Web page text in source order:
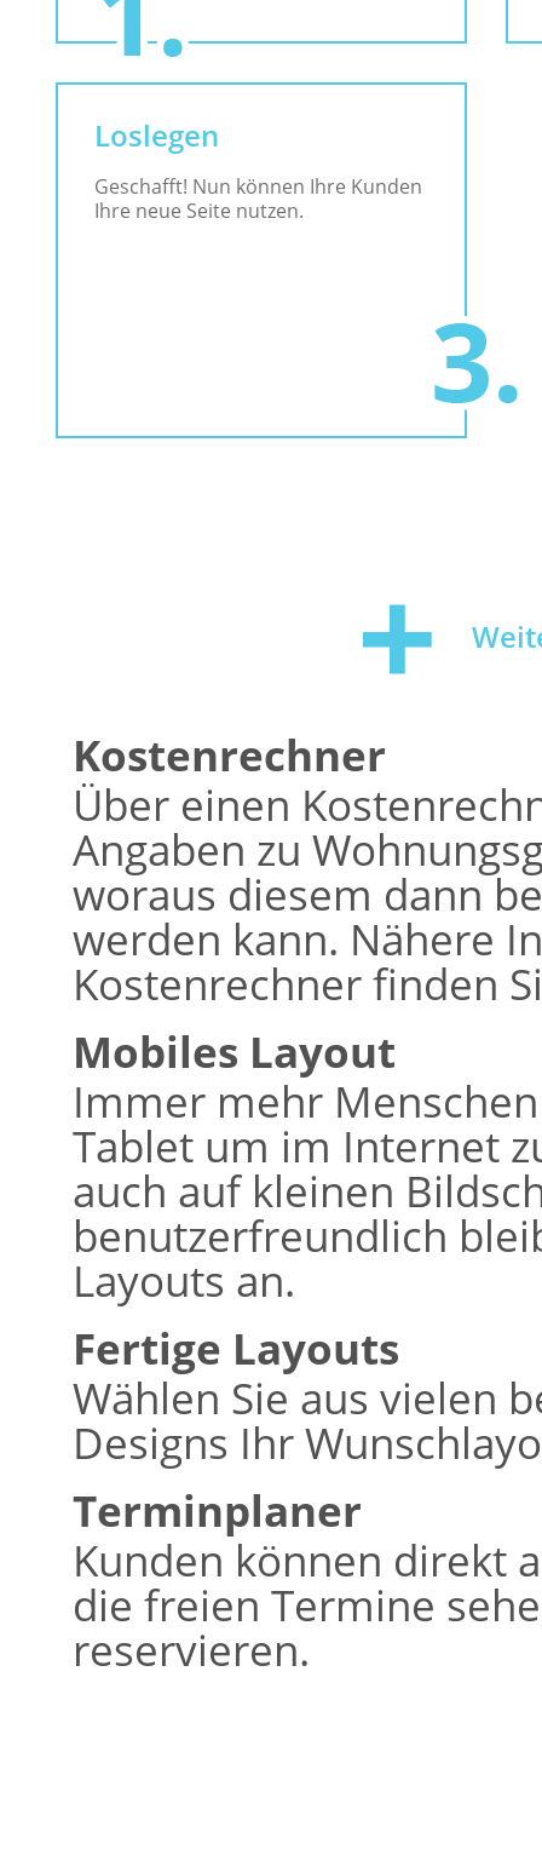
Loslegen
Geschafft! Nun können Ihre Kunden
Ihre neue Seite nutzen.
Kostenrechner
Über einen
Angaben zu
woraus diesem dann
werden kann. Nähere
Kostenrechner finden
Mobiles Layout
Immer mehr
Tablet um im Internet
auch auf kleinen
benutzerfreundlich
Layouts an.
Fertige Layouts
Wählen Sie aus vielen
Designs Ihr
Terminplaner
Kunden können direkt
die freien Termine
reservieren.